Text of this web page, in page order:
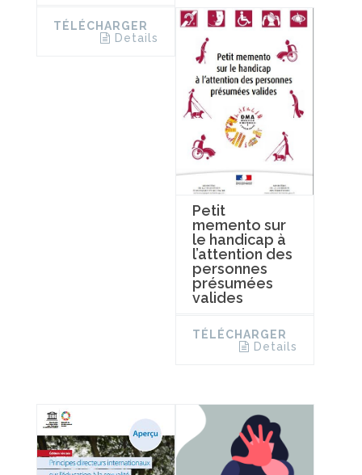
TÉLÉCHARGER
Details
Petit
memento sur
le handicap à
l’attention des
personnes
présumées
valides
TÉLÉCHARGER
Details